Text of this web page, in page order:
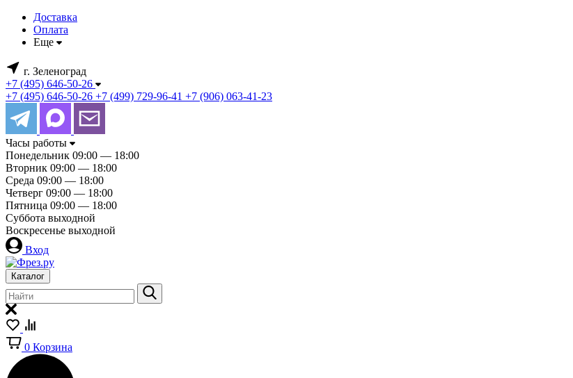
Доставка
Оплата
Еще
г. Зеленоград
+7 (495) 646-50-26
+7 (495) 646-50-26 +7 (499) 729-96-41 +7 (906) 063-41-23
Часы работы
Понедельник 09:00 — 18:00
Вторник 09:00 — 18:00
Среда 09:00 — 18:00
Четверг 09:00 — 18:00
Пятница 09:00 — 18:00
Суббота выходной
Воскресенье выходной
Вход
Каталог
0 Корзина